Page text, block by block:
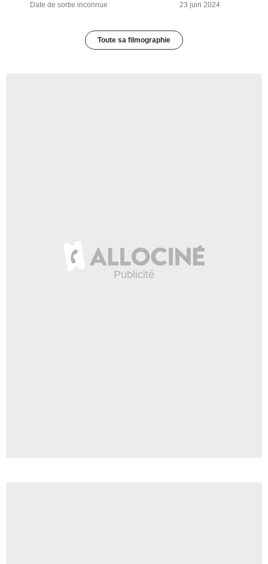
Date de sortie inconnue 23 juin 2024
Toute sa filmographie